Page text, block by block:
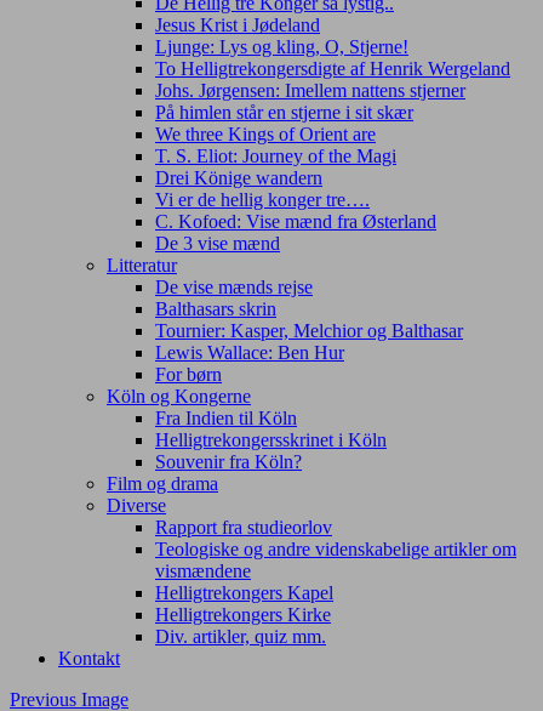
Jesus Krist i Jødeland
Ljunge: Lys og kling, O, Stjerne!
To Helligtrekongersdigte af Henrik Wergeland
Johs. Jørgensen: Imellem nattens stjerner
På himlen står en stjerne i sit skær
We three Kings of Orient are
T. S. Eliot: Journey of the Magi
Drei Könige wandern
Vi er de hellig konger tre….
C. Kofoed: Vise mænd fra Østerland
De 3 vise mænd
Litteratur
De vise mænds rejse
Balthasars skrin
Tournier: Kasper, Melchior og Balthasar
Lewis Wallace: Ben Hur
For børn
Köln og Kongerne
Fra Indien til Köln
Helligtrekongersskrinet i Köln
Souvenir fra Köln?
Film og drama
Diverse
Rapport fra studieorlov
Teologiske og andre videnskabelige artikler om
vismændene
Helligtrekongers Kapel
Helligtrekongers Kirke
Div. artikler, quiz mm.
Kontakt
Previous Image